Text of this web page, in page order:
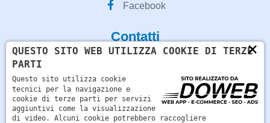
Facebook
Contatti
Strada regionale 11, 23C - 37047 - San Bonifacio,
Verona
info@fmgcostruzionimetalliche.it
×
QUESTO SITO WEB UTILIZZA COOKIE DI TERZE
PARTI
Questo sito utilizza cookie
tecnici per la navigazione e
cookie di terze parti per servizi
aggiuntivi come la visualizzazione
di video. Alcuni cookie potrebbero raccogliere